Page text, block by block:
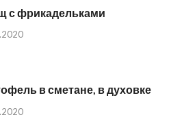
с фрикадельками
в сметане, в духовке